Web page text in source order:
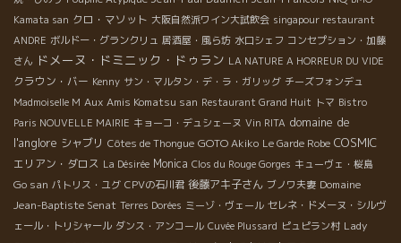
Kamata san クロ・マソット 大阪自然派ワイン大試飲会 singapour restaurant
ANDRE ボルドー・グランクリュ 居酒屋・風ら坊 水口シェフ コンセプション・加藤
さん ドメーヌ・ドミニック・ドゥラン LA NATURE A HORREUR DU VIDE
クラウン・バー Kenny サン・マルタン・デ・ラ・ガリッグ チーズフォンデュ
Madmoiselle M Aux Amis Komatsu san Restaurant Grand Huit トマ Bistro
Paris NOUVELLE MAIRIE キョーコ・デュシェーヌ Vin RITA domaine de
l'anglore シャブリ Côtes de Thongue GOTO Akiko Le Garde Robe COSMIC
エリアン・ダロス La Désirée Monica Clos du Rouge Gorges キューヴェ・桜島
Go san パトリス・ユグ CPVの石川君 後藤アキ子さん ブノワ夫妻 Domaine
Jean-Baptiste Senat Terres Dorées ミーゾ・ヴェール セレネ・ドメーヌ・シルヴ
ェール・トリシャール ダンス・アンコール Cuvée Plussard ピュピラン村 Lady